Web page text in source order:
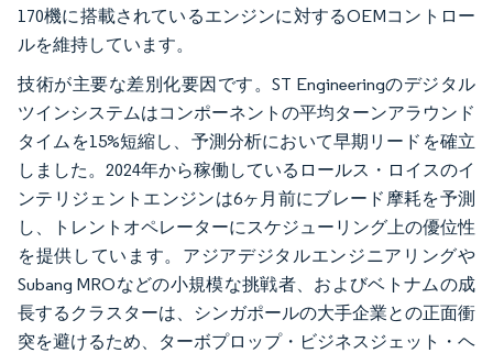
170機に搭載されているエンジンに対するOEMコントロー
ルを維持しています。
技術が主要な差別化要因です。ST Engineeringのデジタル
ツインシステムはコンポーネントの平均ターンアラウンド
タイムを15%短縮し、予測分析において早期リードを確立
しました。2024年から稼働しているロールス・ロイスのイ
ンテリジェントエンジンは6ヶ月前にブレード摩耗を予測
し、トレントオペレーターにスケジューリング上の優位性
を提供しています。アジアデジタルエンジニアリングや
Subang MROなどの小規模な挑戦者、およびベトナムの成
長するクラスターは、シンガポールの大手企業との正面衝
突を避けるため、ターボプロップ・ビジネスジェット・ヘ